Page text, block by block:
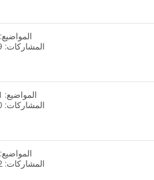
مشاهدة
تغذيات
المواضيع: 31
المشاركات: 369
مشاهدة
تغذيات
المواضيع: 211
المشاركات: 600
مشاهدة
تغذيات
المواضيع: 58
المشاركات: 132